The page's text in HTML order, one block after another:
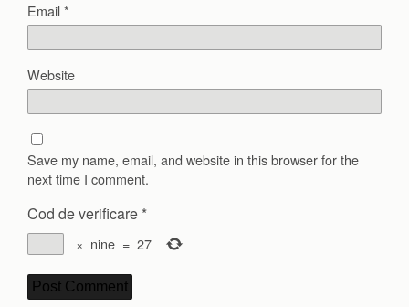
Email*
Website
Save my name, email, and website in this browser for the
next time I comment.
Cod de verificare *
× nine = 27